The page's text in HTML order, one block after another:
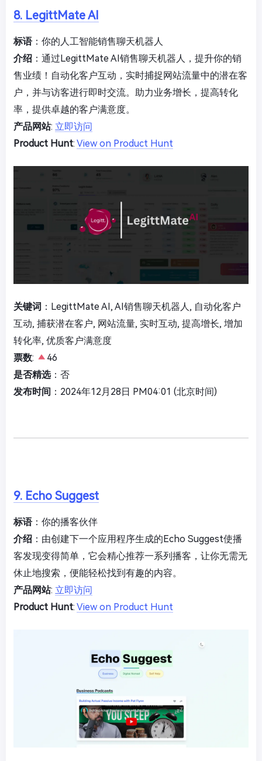
8. LegittMate AI
标语：你的人工智能销售聊天机器人
介绍 ：通过LegittMate AI销售聊天机器人，提升你的销
售业绩！自动化客户互动，实时捕捉网站流量中的潜在客
户，并与访客进行即时交流。助力业务增长，提高转化
率，提供卓越的客户满意度。
产品网站: 立即访问
Product Hunt: View on Product Hunt
关键词 ：LegittMate AI, AI销售聊天机器人, 自动化客户
互动, 捕获潜在客户, 网站流量, 实时互动, 提高增长, 增加
转化率, 优质客户满意度
票数:
46
是否精选：否
发布时间 ：2024年12月28日 PM04:01 (北京时间)
9. Echo Suggest
标语：你的播客伙伴
介绍 ：由创建下一个应用程序生成的Echo Suggest使播
客发现变得简单，它会精心推荐一系列播客，让你无需无
休止地搜索，便能轻松找到有趣的内容。
产品网站: 立即访问
Product Hunt: View on Product Hunt